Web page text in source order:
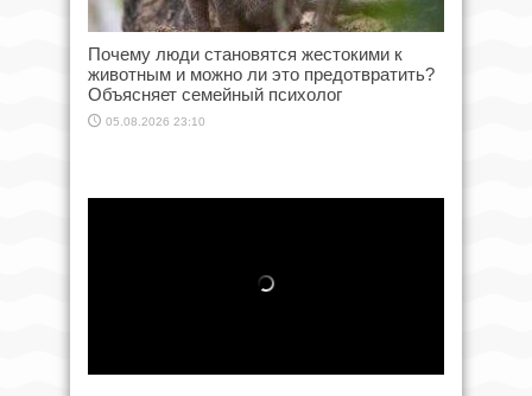
Почему люди становятся жестокими к
животным и можно ли это предотвратить?
Объясняет семейный психолог
05.08.2026 23:10